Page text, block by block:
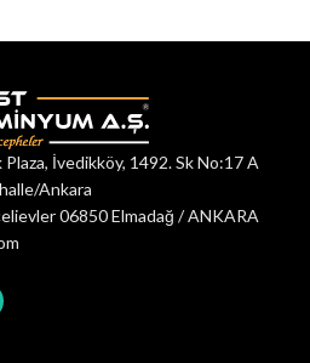
İvedikköy, 1492. Sk No:17 A
Ankara
06850 Elmadağ / ANKARA